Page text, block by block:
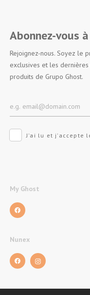
Abonnez-vous
Rejoignez-nous. Soyez le
exclusives et les
produits de Grupo Ghost.
J'ai lu et j'accepte
My Ghost
Nunex